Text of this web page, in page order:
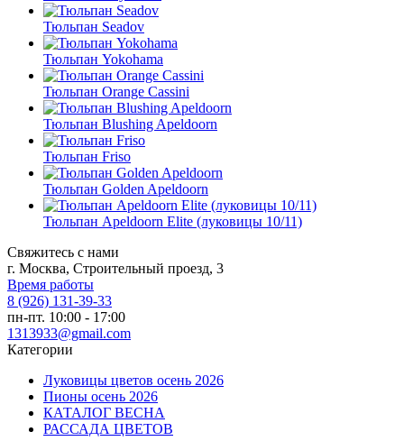
Тюльпан Seadov
Тюльпан Yokohama
Тюльпан Orange Cassini
Тюльпан Blushing Apeldoorn
Тюльпан Friso
Тюльпан Golden Apeldoorn
Тюльпан Apeldoorn Elite (луковицы 10/11)
Свяжитесь с нами
г. Москва, Строительный проезд, 3
Время работы
8 (926) 131-39-33
пн-пт. 10:00 - 17:00
1313933@gmail.com
Категории
Луковицы цветов осень 2026
Пионы осень 2026
КАТАЛОГ ВЕСНА
РАССАДА ЦВЕТОВ